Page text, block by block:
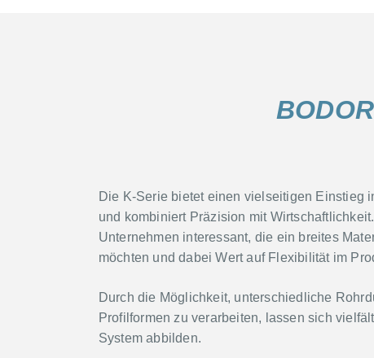
Die K-Serie bietet einen vielseitigen Einstieg
und kombiniert Präzision mit
Unternehmen interessant, die ein breites
möchten und dabei Wert auf Flexibilität im
Durch die Möglichkeit, unterschiedliche
Profilformen zu verarbeiten, lassen sich
System abbilden.